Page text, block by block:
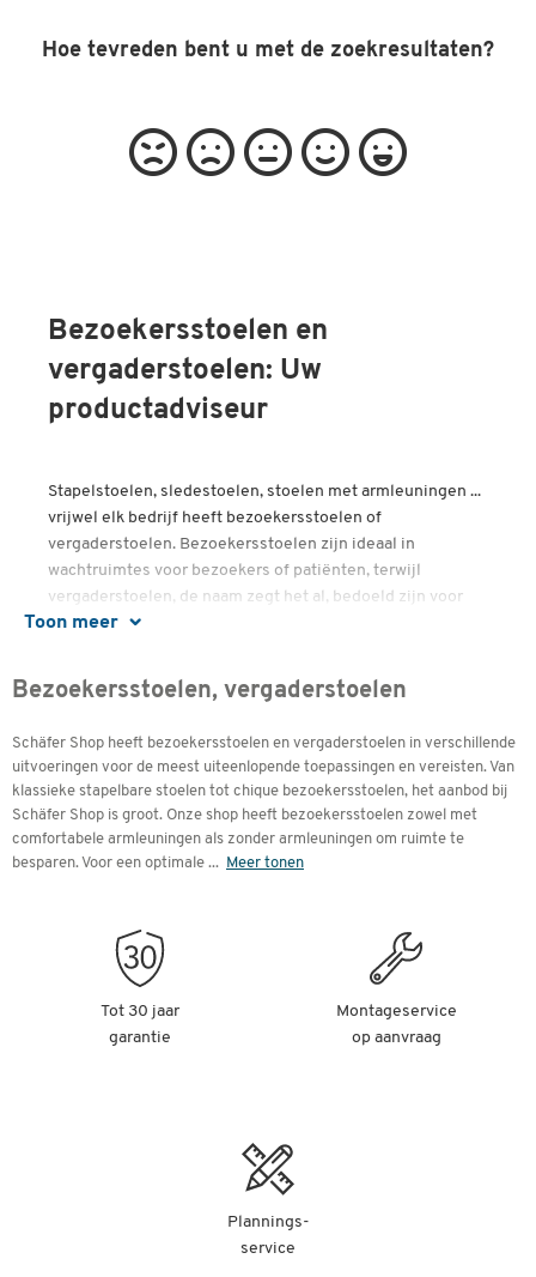
Hoe tevreden bent u met de zoekresultaten?
Toon meer
Bezoekersstoelen en
vergaderstoelen: Uw
productadviseur
Stapelstoelen, sledestoelen, stoelen met armleuningen ...
vrijwel elk bedrijf heeft bezoekersstoelen of
vergaderstoelen. Bezoekersstoelen zijn ideaal in
wachtruimtes voor bezoekers of patiënten, terwijl
vergaderstoelen, de naam zegt het al, bedoeld zijn voor
vergaderingen op kantoor. De eisen die aan
kunnen per bedrijf sterk verschillen. Door deze
productadviseur te raadplegen, weet u waar u bij de
maken.
Inhoud
Bezoekersstoelen of vergaderstoelen?
Voor de aankoop
Vergaderstoelen in modern design
Ergonomische vergaderstoelen
Sterk belastbare vergaderstoelen
De belangrijkste vraag is: zoekt u een stoel voor aan de
Sommige stoelen zijn voor beide doeleinden geschikt. Het
Bezoekersstoelen, vergaderstoelen
Schäfer Shop heeft bezoekersstoelen en vergaderstoelen in verschillende
uitvoeringen voor de meest uiteenlopende toepassingen en vereisten. Van
klassieke stapelbare stoelen tot chique bezoekersstoelen, het aanbod bij
Schäfer Shop is groot. Onze shop heeft bezoekersstoelen zowel met
comfortabele armleuningen als zonder armleuningen om ruimte te
besparen. Voor een optimale ... Meer tonen
Tot 30 jaar
garantie
Montageservice
op aanvraag
Plannings-
service